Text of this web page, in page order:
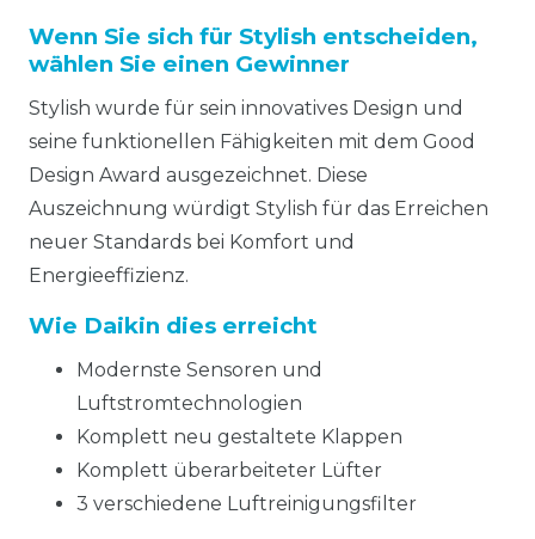
Wenn Sie sich für Stylish entscheiden,
wählen Sie einen Gewinner
Stylish wurde für sein innovatives Design und
seine funktionellen Fähigkeiten mit dem Good
Design Award ausgezeichnet. Diese
Auszeichnung würdigt Stylish für das Erreichen
neuer Standards bei Komfort und
Energieeffizienz.
Wie Daikin dies erreicht
Modernste Sensoren und
Luftstromtechnologien
Komplett neu gestaltete Klappen
Komplett überarbeiteter Lüfter
3 verschiedene Luftreinigungsfilter